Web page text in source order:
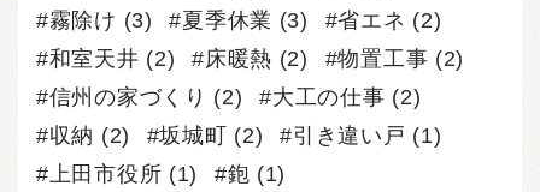
霧除け (3) 夏季休業 (3) 省エネ (2)
和室天井 (2) 床暖熱 (2) 物置工事 (2)
信州の家づくり (2) 大工の仕事 (2)
収納 (2) 坂城町 (2) 引き違い戸 (1)
上田市役所 (1) 鉋 (1)